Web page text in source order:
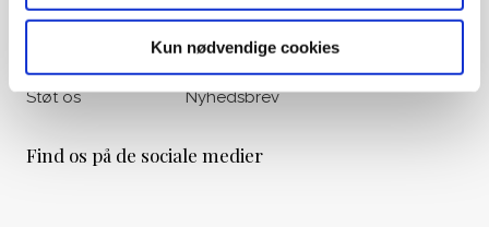
Kun nødvendige cookies
Filmoversigt
Støt os
Kalender
Nyheder
Nyhedsbrev
Find os på de sociale medier